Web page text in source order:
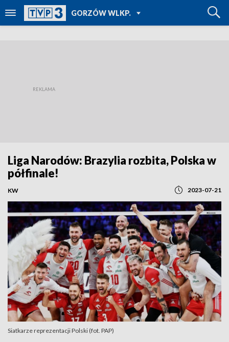
GORZÓW WLKP.
TVP REGIONY
Liga Narodów: Brazylia rozbita, Polska w
półfinale!
KW 2023-07-21
Siatkarze reprezentacji Polski (fot. PAP)